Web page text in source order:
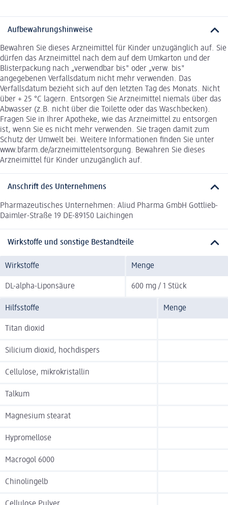
Aufbewahrungshinweise
Bewahren Sie dieses Arzneimittel für Kinder unzugänglich auf. Sie
dürfen das Arzneimittel nach dem auf dem Umkarton und der
Blisterpackung nach „verwendbar bis" oder „verw. bis"
angegebenen Verfallsdatum nicht mehr verwenden. Das
Verfallsdatum bezieht sich auf den letzten Tag des Monats. Nicht
über + 25 °C lagern. Entsorgen Sie Arzneimittel niemals über das
Abwasser (z.B. nicht über die Toilette oder das Waschbecken).
Fragen Sie in Ihrer Apotheke, wie das Arzneimittel zu entsorgen
ist, wenn Sie es nicht mehr verwenden. Sie tragen damit zum
Schutz der Umwelt bei. Weitere Informationen finden Sie unter
www.bfarm.de/arzneimittelentsorgung. Bewahren Sie dieses
Arzneimittel für Kinder unzugänglich auf.
Anschrift des Unternehmens
Pharmazeutisches Unternehmen: Aliud Pharma GmbH Gottlieb-
Daimler-Straße 19 DE-89150 Laichingen
Wirkstoffe und sonstige Bestandteile
Wirkstoffe Menge
DL-alpha-Liponsäure 600 mg / 1 Stück
Hilfsstoffe Menge
Titan dioxid
Silicium dioxid, hochdispers
Cellulose, mikrokristallin
Talkum
Magnesium stearat
Hypromellose
Macrogol 6000
Chinolingelb